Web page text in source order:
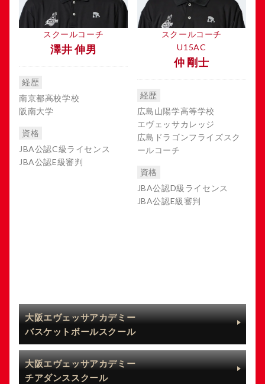
スクールコーチ
澤井 伸男
経歴
南京都高校学校
阪南大学
資格
JBA公認C級ライセンス
JBA公認E級審判
スクールコーチ
U15AC
仲 剛士
経歴
広島山陽学高等学校
エヴェッサカレッジ
広島ドラゴンフライズスク
ールコーチ
資格
JBA公認D級ライセンス
JBA公認E級審判
大阪エヴェッサアカデミー
バスケットボールスクール
大阪エヴェッサアカデミー
チアダンススクール